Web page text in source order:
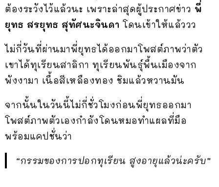
ต้องระวังไว้แล้วนะ เพราะล่าสุดผู้ประกาศข่าว พี่
ยุทธ สรยุทธ สุทัศนะจินดา โดนเข้าให้แล้ววว
ไม่กี่วันที่ผ่านมาพี่ยุทธได้ออกมาโพสต์ภาพว่าตัว
เขาได้ทุเรียนสาลิกา ทุเรียนพันธุ์พื้นเมืองจาก
พังงามา เนื้อสีเหลืองทอง ชิมแล้วหวานมัน
จากนั้นในวันนี้ไม่กี่ชั่วโมงก่อนพี่ยุทธออกมา
โพสต์ภาพตัวเองกำลังโดนหมอทำแผลที่มือ
พร้อมแคปชั่นว่า
“กรรมของการปอกทุเรียน สูงอายุแล้วน่ะครับ”